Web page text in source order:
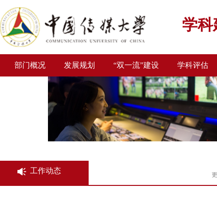
学
部门概况 发展规划 “双一流”建设 学科评估
工作动态